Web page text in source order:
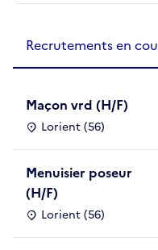
Recrutements en
Maçon vrd (H/F)
Lorient (56)
Menuisier poseur
(H/F)
Lorient (56)